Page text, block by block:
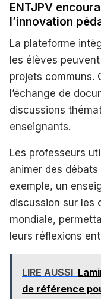
ENTJPV
l’innovation
La plateforme
les élèves
projets communs.
l’échange de
discussions
enseignants.
Les professeurs
animer des
exemple, un
discussion sur les
mondiale,
leurs réflexions
LIRE AUSSI
de référence